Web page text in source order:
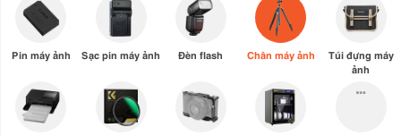
Pin máy ảnh Sạc pin máy ảnh Đèn flash Chân máy ảnh
Túi đựng máy
ảnh